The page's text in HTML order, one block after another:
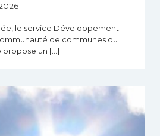
le service Développement
de communes du
propose un […]